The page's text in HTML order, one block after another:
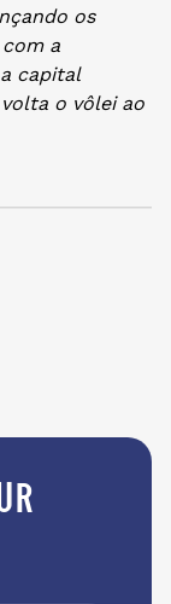
os
a
capital
o vôlei ao